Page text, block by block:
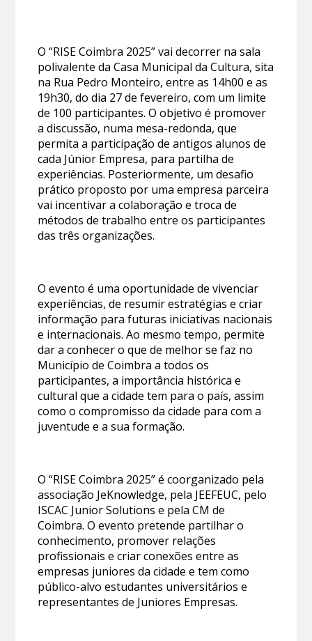
O “RISE Coimbra 2025” vai decorrer na sala
polivalente da Casa Municipal da Cultura, sita
na Rua Pedro Monteiro, entre as 14h00 e as
19h30, do dia 27 de fevereiro, com um limite
de 100 participantes. O objetivo é promover
a discussão, numa mesa-redonda, que
permita a participação de antigos alunos de
cada Júnior Empresa, para partilha de
experiências. Posteriormente, um desafio
prático proposto por uma empresa parceira
vai incentivar a colaboração e troca de
métodos de trabalho entre os participantes
das três organizações.
O evento é uma oportunidade de vivenciar
experiências, de resumir estratégias e criar
informação para futuras iniciativas nacionais
e internacionais. Ao mesmo tempo, permite
dar a conhecer o que de melhor se faz no
Município de Coimbra a todos os
participantes, a importância histórica e
cultural que a cidade tem para o país, assim
como o compromisso da cidade para com a
juventude e a sua formação.
O “RISE Coimbra 2025” é coorganizado pela
associação JeKnowledge, pela JEEFEUC, pelo
ISCAC Junior Solutions e pela CM de
Coimbra. O evento pretende partilhar o
conhecimento, promover relações
profissionais e criar conexões entre as
empresas juniores da cidade e tem como
público-alvo estudantes universitários e
representantes de Juniores Empresas.